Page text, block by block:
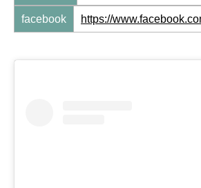
facebook https://